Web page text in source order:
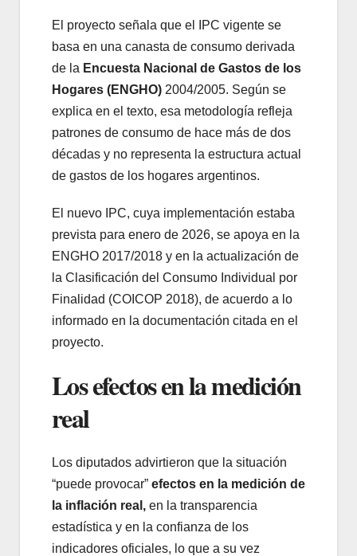
El proyecto señala que el IPC vigente se
basa en una canasta de consumo derivada
de la Encuesta Nacional de Gastos de los
Hogares (ENGHO) 2004/2005. Según se
explica en el texto, esa metodología refleja
patrones de consumo de hace más de dos
décadas y no representa la estructura actual
de gastos de los hogares argentinos.
El nuevo IPC, cuya implementación estaba
prevista para enero de 2026, se apoya en la
ENGHO 2017/2018 y en la actualización de
la Clasificación del Consumo Individual por
Finalidad (COICOP 2018), de acuerdo a lo
informado en la documentación citada en el
proyecto.
Los efectos en la medición
real
Los diputados advirtieron que la situación
“puede provocar” efectos en la medición de
la inflación real, en la transparencia
estadística y en la confianza de los
indicadores oficiales, lo que a su vez